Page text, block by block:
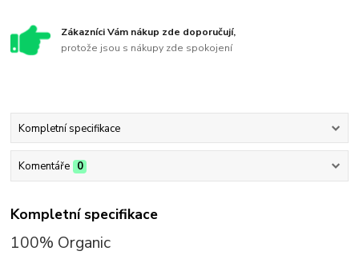
Zákazníci Vám nákup zde doporučují,
protože jsou s nákupy zde spokojení
Kompletní specifikace
Komentáře 0
Kompletní specifikace
100% Organic